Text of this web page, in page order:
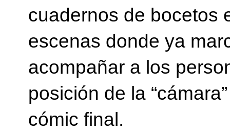
cuadernos de bocetos
escenas donde ya
acompañar a los
posición de la
cómic final.